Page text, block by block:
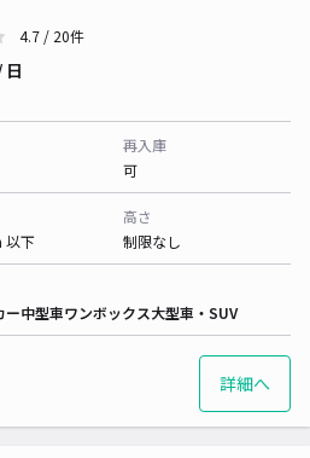
4.7 / 20件
日
再入庫
可
以下
高さ
制限なし
ー中型車ワンボックス大型車・SUV
詳細へ